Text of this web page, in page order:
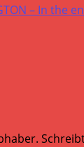
– In the